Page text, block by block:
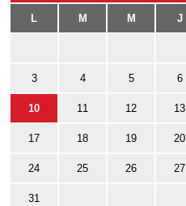
L M M J
3 4 5 6
10 11 12 13
17 18 19 20
24 25 26 27
31